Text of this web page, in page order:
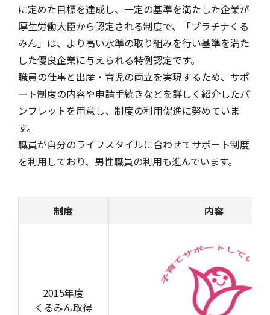
医療・介護保険
個人賠償責任保険
風水雪災等による損害を補償する損害保険
採用情報
所在地（本部・支部）
損害保険お役立ち情報
保険金の支払状況（第三分野）
会員会社等一覧
アジャスター試験
医療研修
交通事故医療研究助成
刊行物・報告書
最新情報
協会ニュースリリース
会員各社ニュースリリース
協会各地の活動
相談・通報等窓口トップ
損害保険の相談窓口
自然災害損保契約のご照会
通報等窓口
English
に定めた目標を達成し、一定の基準を満たした企業が
厚生労働大臣から認定される制度で、「プラチナくる
みん」は、より高い水準の取り組みを行い基準を満た
した優良企業に与えられる特例認定です。
職員の仕事と出産・育児の両立を実現するため、サポ
ート制度の内容や申請手続きなどを詳しく紹介したパ
ンフレットを用意し、制度の利用促進に努めていま
す。
職員が自分のライフスタイルに合わせてサポート制度
を利用しており、男性職員の利用も進んでいます。
制度 内容
2015年度
くるみん取得